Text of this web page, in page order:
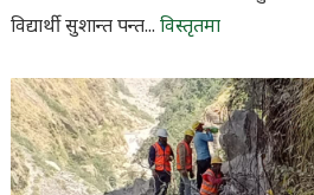
विद्यार्थी सुशान्त पन्त... विस्तृतमा